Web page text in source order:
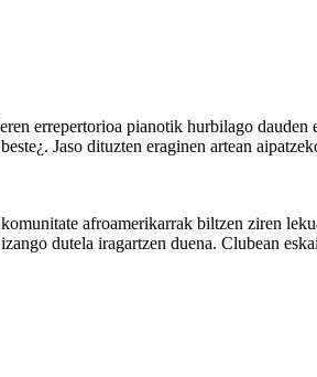
errepertorioa pianotik hurbilago
Jaso dituzten eraginen artean
afroamerikarrak biltzen ziren
dutela iragartzen duena. Clubean